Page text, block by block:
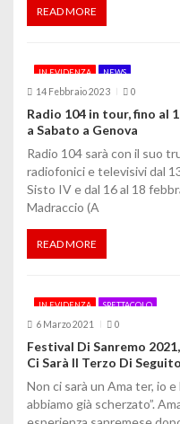
c
o
l
i
READ MORE
IN EVIDENZA NEWS
14 Febbraio 2023 0
Radio 104 in tour, fino al
a Sabato a Genova
Radio 104 sarà con il suo
radiofonici e televisivi dal
Sisto IV e dal 16 al 18
Madraccio (A
READ MORE
IN EVIDENZA SPETTACOLO
6 Marzo 2021 0
Festival Di Sanremo
Ci Sarà Il Terzo Di
Non ci sarà un Ama ter, io
abbiamo già scherzato”.